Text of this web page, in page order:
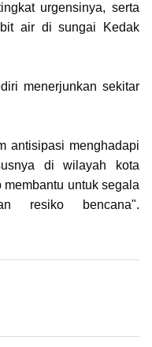
urgensinya, serta
air di sungai Kedak
menerjunkan sekitar
antisipasi menghadapi
di wilayah kota
untuk segala
resiko bencana".